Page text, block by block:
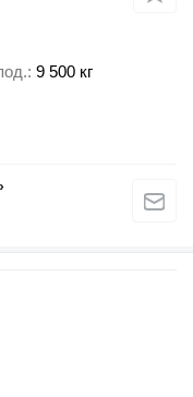
9 500 кг